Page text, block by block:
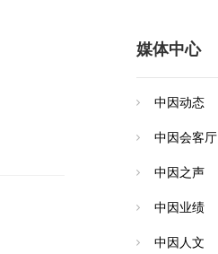
媒体中心
中因动态
中因会客厅
中因之声
中因业绩
中因人文